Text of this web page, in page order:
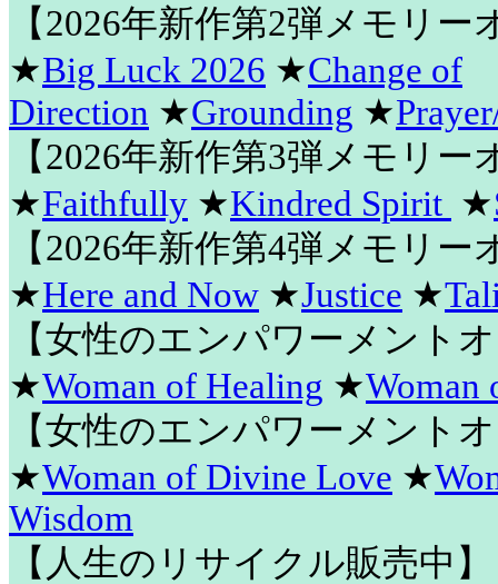
【2026年新作第2弾メモリー
★Big Luck 2026 ★Change of
Direction ★Grounding ★
【2026年新作第3弾メモリー
★Faithfully ★Kindred Spirit ★
【2026年新作第4弾メモリー
★Here and Now ★Justice ★
【女性のエンパワーメント
★Woman of Healing ★Woman
【女性のエンパワーメント
★Woman of Divine Love ★
Wisdom
【人生のリサイクル販売中】